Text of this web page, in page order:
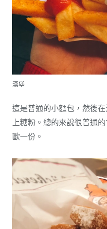
漢堡
這是普通的小麵包，然後
上糖粉。總的來說很普通
歐一份。